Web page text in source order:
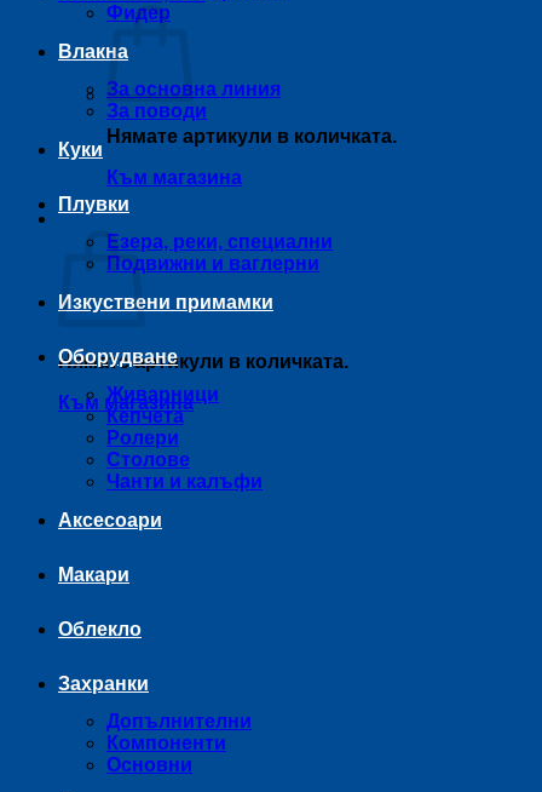
Нямате артикули в количката.
Към магазина
Количка
Нямате артикули в количката.
Към магазина
Фидер
Влакна
За основна линия
За поводи
Куки
Плувки
Езера, реки, специални
Подвижни и ваглерни
Изкуствени примамки
Оборудване
Живарници
Кепчета
Ролери
Столове
Чанти и калъфи
Аксесоари
Макари
Облекло
Захранки
Допълнителни
Компоненти
Основни